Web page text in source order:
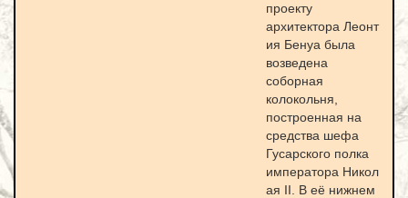
проекту
архитектора Леонт
ия Бенуа была
возведена
соборная
колокольня,
построенная на
средства шефа
Гусарского полка
императора Никол
ая II. В её нижнем